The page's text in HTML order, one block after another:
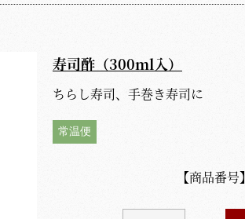
寿司酢（300ml入）
ちらし寿司、手巻き寿司に
常温便
【商品番号】